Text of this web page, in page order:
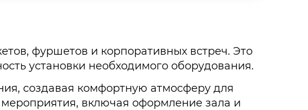
фуршетов и корпоративных встреч. Это
установки необходимого оборудования.
создавая комфортную атмосферу для
включая оформление зала и